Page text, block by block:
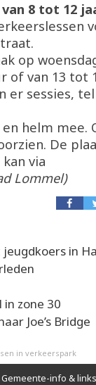
8 tot 12
op
of van 13 tot
er sessies,
helm mee.
De
via
Lommel)
jeugdkoers in
zone 30
Joe’s Bridge
in verkeerspark
Gemeente-info & links